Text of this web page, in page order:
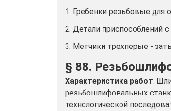
1. Гребенки резьбовые для
2. Детали приспособлений
3. Метчики трехперые -
§ 88.
Характеристика работ.
резьбошлифовальных
технологической